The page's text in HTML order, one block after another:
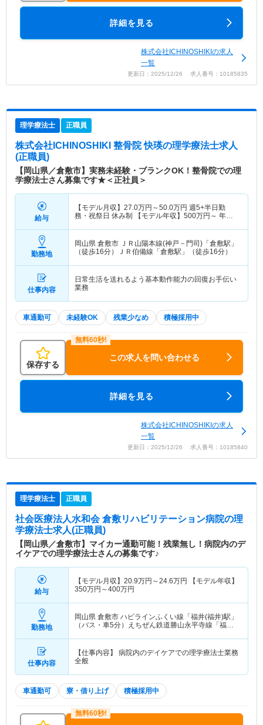
詳細を見る
株式会社ICHINOSHIKIの求人
一覧
更新日：2025/12/26 求人番号：10185835
理学療法士 正職員
株式会社ICHINOSHIKI 整骨院 快瑛の理学療法士求人
(正職員)
【岡山県／倉敷市】実務未経験・ブランクOK！整骨院での理
学療法士さん募集です★＜正社員＞
給与
【モデル月収】 27.0万円～50.0万円 週5+半日勤
務・祝祭日 休み制 【モデル年収】 500万円～ 年収
勤務地
岡山県 倉敷市 ＪＲ山陽本線(神戸－門司)「倉敷駅」
（徒歩16分）ＪＲ伯備線「倉敷駅」（徒歩16分）
仕事内容
日常生活を送れるよう基本動作能力の回復お手伝い
業務
車通勤可 未経験OK 残業少なめ 積極採用中
保存する
この求人を問い合わせる
詳細を見る
株式会社ICHINOSHIKIの求人
一覧
更新日：2025/12/26 求人番号：10185840
理学療法士 正職員
社会医療法人水和会 倉敷リハビリテーション病院の理
学療法士求人(正職員)
【岡山県／倉敷市】マイカー通勤可能！残業無し！病院内のデ
イケアでの理学療法士さんの募集です♪
給与
【モデル月収】 20.9万円～24.6万円
【モデル年収】
350万円～400万円
勤務地
岡山県 倉敷市 ハピラインふくい線「福井(福井)駅」
（バス・車5分）えちぜん鉄道勝山永平寺線「福井
仕事内容
【仕事内容】 病院内のデイケアでの理学療法士業務
全般
車通勤可 寮・借り上げ 積極採用中